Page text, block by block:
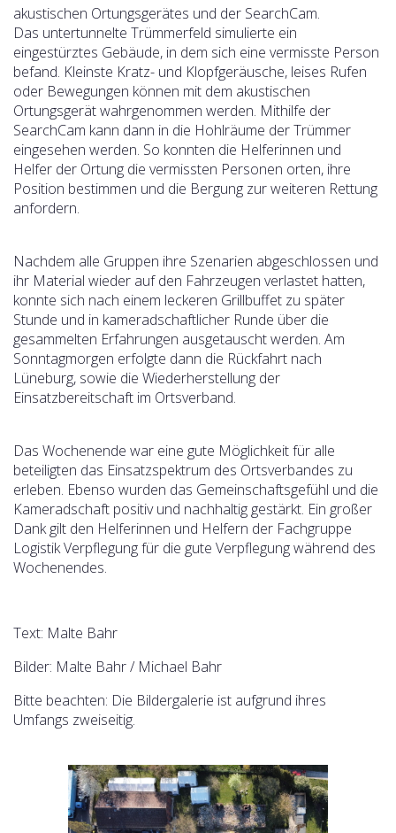
akustischen Ortungsgerätes und der SearchCam.
Das untertunnelte Trümmerfeld simulierte ein
eingestürztes Gebäude, in dem sich eine vermisste Person
befand. Kleinste Kratz- und Klopfgeräusche, leises Rufen
oder Bewegungen können mit dem akustischen
Ortungsgerät wahrgenommen werden. Mithilfe der
SearchCam kann dann in die Hohlräume der Trümmer
eingesehen werden. So konnten die Helferinnen und
Helfer der Ortung die vermissten Personen orten, ihre
Position bestimmen und die Bergung zur weiteren Rettung
anfordern.
Nachdem alle Gruppen ihre Szenarien abgeschlossen und
ihr Material wieder auf den Fahrzeugen verlastet hatten,
konnte sich nach einem leckeren Grillbuffet zu später
Stunde und in kameradschaftlicher Runde über die
gesammelten Erfahrungen ausgetauscht werden. Am
Sonntagmorgen erfolgte dann die Rückfahrt nach
Lüneburg, sowie die Wiederherstellung der
Einsatzbereitschaft im Ortsverband.
Das Wochenende war eine gute Möglichkeit für alle
beteiligten das Einsatzspektrum des Ortsverbandes zu
erleben. Ebenso wurden das Gemeinschaftsgefühl und die
Kameradschaft positiv und nachhaltig gestärkt. Ein großer
Dank gilt den Helferinnen und Helfern der Fachgruppe
Logistik Verpflegung für die gute Verpflegung während des
Wochenendes.
Text: Malte Bahr
Bilder: Malte Bahr / Michael Bahr
Bitte beachten: Die Bildergalerie ist aufgrund ihres
Umfangs zweiseitig.